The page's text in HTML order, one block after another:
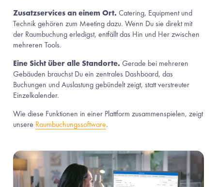
Zusatzservices an einem Ort. Catering, Equipment und
Technik gehören zum Meeting dazu. Wenn Du sie direkt mit
der Raumbuchung erledigst, entfällt das Hin und Her zwischen
mehreren Tools.
Eine Sicht über alle Standorte. Gerade bei mehreren
Gebäuden brauchst Du ein zentrales Dashboard, das
Buchungen und Auslastung gebündelt zeigt, statt verstreuter
Einzelkalender.
Wie diese Funktionen in einer Plattform zusammenspielen, zeigt
unsere Raumbuchungssoftware.